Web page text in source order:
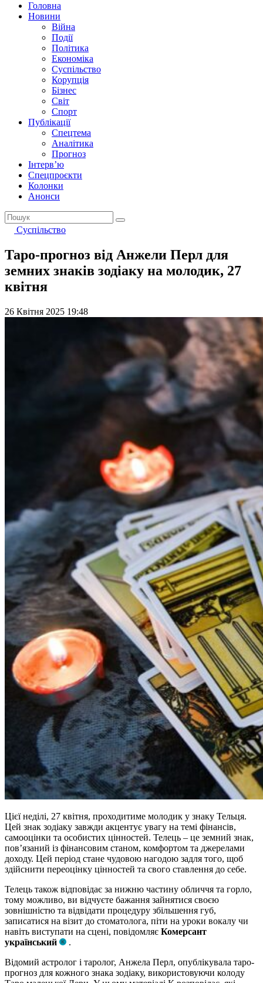
Головна
Новини
Війна
Події
Політика
Економіка
Суспільство
Корупція
Бізнес
Світ
Спорт
Публікації
Спецтема
Аналітика
Прогноз
Інтерв’ю
Спецпроєкти
Колонки
Анонси
Суспільство
Таро-прогноз від Анжели Перл для
земних знаків зодіаку на молодик, 27
квітня
26 Квітня 2025 19:48
Цієї неділі, 27 квітня, проходитиме молодик у знаку Тельця.
Цей знак зодіаку завжди акцентує увагу на темі фінансів,
самооцінки та особистих цінностей. Телець – це земний знак,
пов’язаний із фінансовим станом, комфортом та джерелами
доходу. Цей період стане чудовою нагодою задля того, щоб
здійснити переоцінку цінностей та свого ставлення до себе.
Телець також відповідає за нижню частину обличчя та горло,
тому можливо, ви відчуєте бажання зайнятися своєю
зовнішністю та відвідати процедуру збільшення губ,
записатися на візит до стоматолога, піти на уроки вокалу чи
навіть виступати на сцені, повідомляє Комерсант
український
.
Відомий астролог і таролог, Анжела Перл, опублікувала таро-
прогноз для кожного знака зодіаку, використовуючи колоду